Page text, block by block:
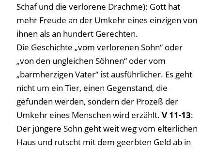
Schaf und die verlorene Drachme): Gott hat
mehr Freude an der Umkehr eines einzigen von
ihnen als an hundert Gerechten.
Die Geschichte „vom verlorenen Sohn“ oder
„von den ungleichen Söhnen“ oder vom
„barmherzigen Vater“ ist ausführlicher. Es geht
nicht um ein Tier, einen Gegenstand, die
gefunden werden, sondern der Prozeß der
Umkehr eines Menschen wird erzählt. V 11-13:
Der jüngere Sohn geht weit weg vom elterlichen
Haus und rutscht mit dem geerbten Geld ab in